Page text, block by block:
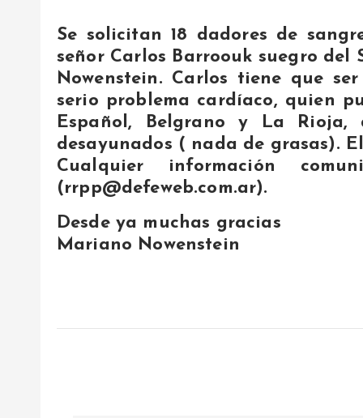
Se solicitan 18 dadores de
señor Carlos Barroouk suegro
Nowenstein. Carlos tiene que
serio problema cardíaco, quien
Español, Belgrano y La
desayunados ( nada de grasas).
Cualquier información
(rrpp@defeweb.com.ar).
Desde ya muchas gracias
Mariano Nowenstein